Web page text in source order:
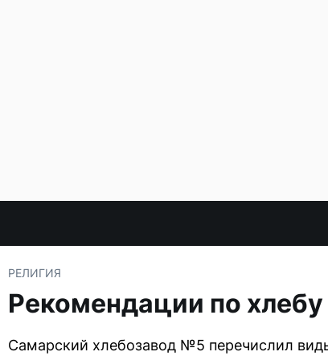
РЕЛИГИЯ
Рекомендации по
Самарский хлебозавод №5 перечислил